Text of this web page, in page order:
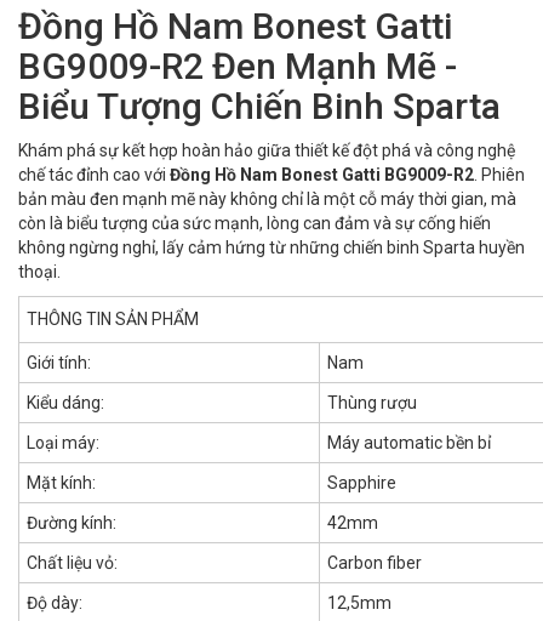
Đồng Hồ Nam Bonest Gatti
BG9009-R2 Đen Mạnh Mẽ -
Biểu Tượng Chiến Binh Sparta
Khám phá sự kết hợp hoàn hảo giữa thiết kế đột phá và công nghệ
chế tác đỉnh cao với Đồng Hồ Nam Bonest Gatti BG9009-R2 . Phiên
bản màu đen mạnh mẽ này không chỉ là một cỗ máy thời gian, mà
còn là biểu tượng của sức mạnh, lòng can đảm và sự cống hiến
không ngừng nghỉ, lấy cảm hứng từ những chiến binh Sparta huyền
thoại.
THÔNG TIN SẢN PHẨM
Giới tính: Nam
Kiểu dáng: Thùng rượu
Loại máy: Máy automatic bền bỉ
Mặt kính: Sapphire
Đường kính: 42mm
Chất liệu vỏ: Carbon fiber
Độ dày: 12,5mm